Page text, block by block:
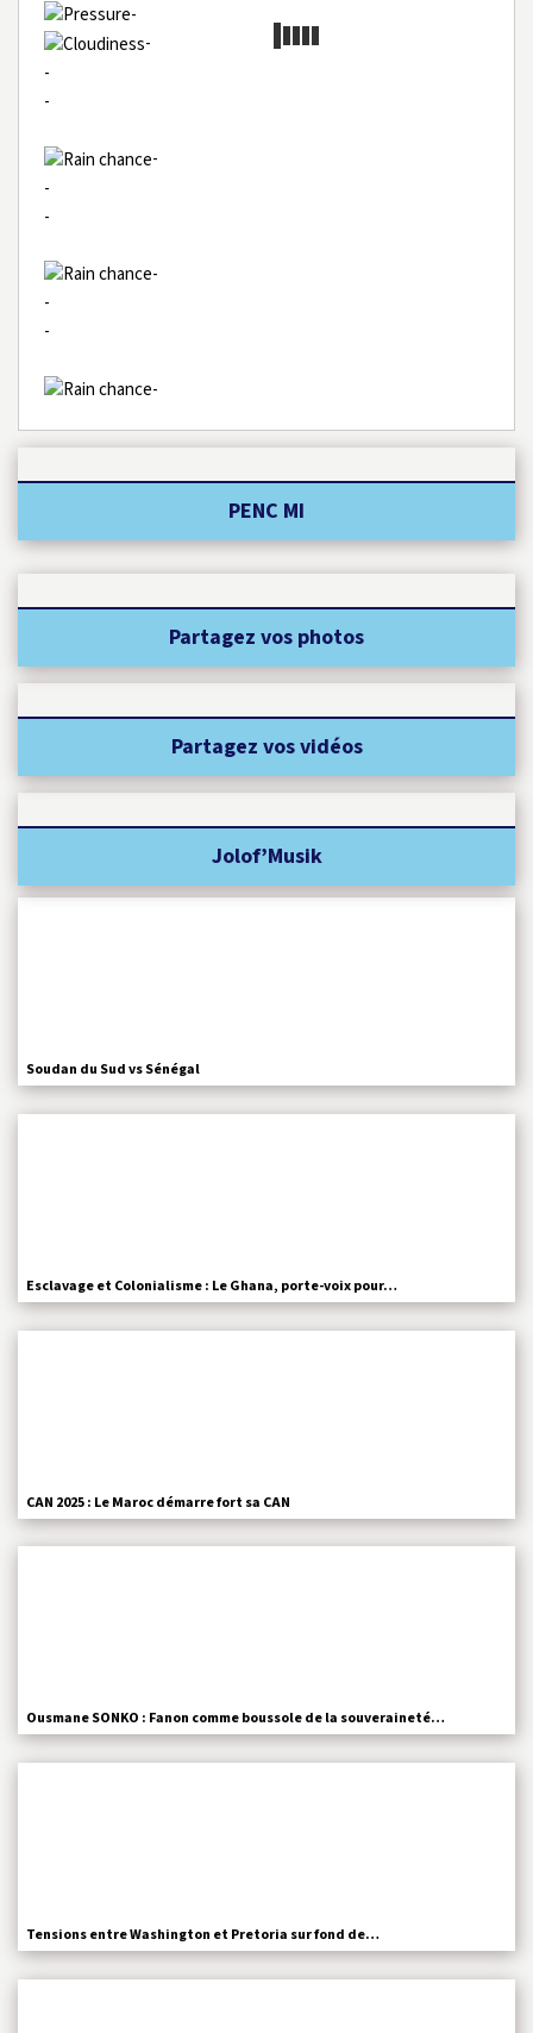
Soudan du Sud vs Sénégal
Esclavage et Colonialisme : Le Ghana, porte-voix pour…
CAN 2025 : Le Maroc démarre fort sa CAN
Ousmane SONKO : Fanon comme boussole de la souveraineté…
Tensions entre Washington et Pretoria sur fond de…
-
-
-
-
-
-
-
-
-
-
-
PENC MI
Partagez vos photos
Partagez vos vidéos
Jolof’Musik